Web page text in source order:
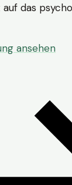
das
ansehen